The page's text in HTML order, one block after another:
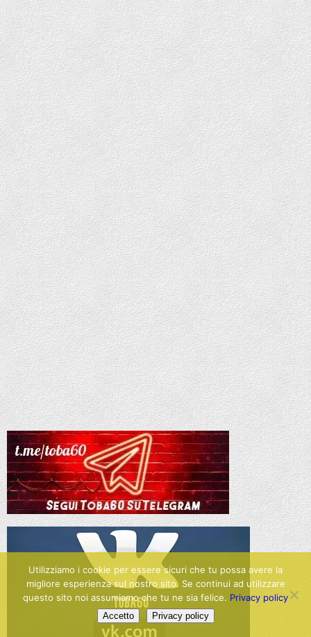
Utilizziamo i cookie per essere sicuri che tu possa avere la
migliore esperienza sul nostro sito. Se continui ad utilizzare
questo sito noi assumiamo che tu ne sia felice. Privacy policy
Accetto Privacy policy